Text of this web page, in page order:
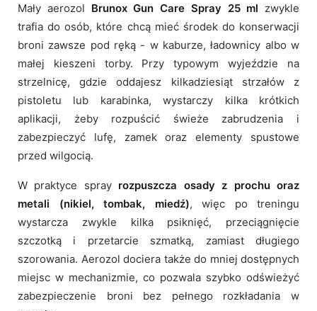
Mały aerozol Brunox Gun Care Spray 25 ml zwykle
trafia do osób, które chcą mieć środek do konserwacji
broni zawsze pod ręką - w kaburze, ładownicy albo w
małej kieszeni torby. Przy typowym wyjeździe na
strzelnicę, gdzie oddajesz kilkadziesiąt strzałów z
pistoletu lub karabinka, wystarczy kilka krótkich
aplikacji, żeby rozpuścić świeże zabrudzenia i
zabezpieczyć lufę, zamek oraz elementy spustowe
przed wilgocią.
W praktyce spray rozpuszcza osady z prochu oraz
metali (nikiel, tombak, miedź), więc po treningu
wystarcza zwykle kilka psiknięć, przeciągnięcie
szczotką i przetarcie szmatką, zamiast długiego
szorowania. Aerozol dociera także do mniej dostępnych
miejsc w mechanizmie, co pozwala szybko odświeżyć
zabezpieczenie broni bez pełnego rozkładania w